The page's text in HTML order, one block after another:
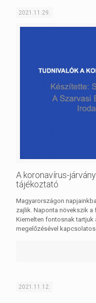
2021.11.29.
A koronavírus-
tájékoztató
Magyarországon
zajlik. Naponta növekszik
Kiemelten fontosnak
megelőzésével
2021.11.12.